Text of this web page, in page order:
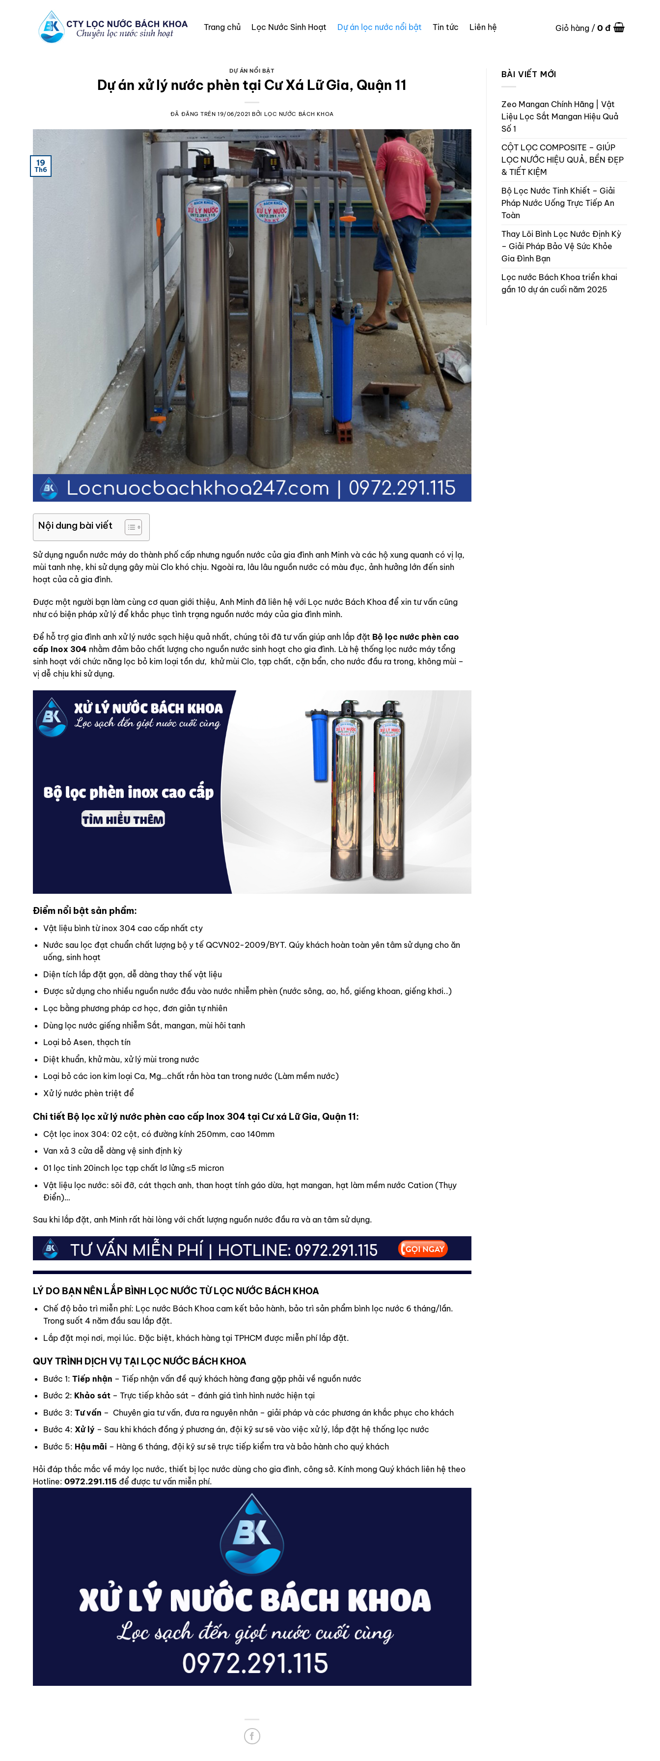
Trang chủ Lọc Nước Sinh Hoạt Dự án lọc nước nổi bật Tin tức Liên hệ Giỏ hàng / 0 đ
DỰ ÁN NỔI BẬT
Dự án xử lý nước phèn tại Cư Xá Lữ Gia, Quận 11
ĐÃ ĐĂNG TRÊN19/06/2021 BỞI LỌC NƯỚC BÁCH KHOA
19
Th6
Nội dung bài viết
Sử dụng nguồn nước máy do thành phố cấp nhưng nguồn nước của gia đình anh Minh và các hộ xung quanh có vị lạ,
mùi tanh nhẹ, khi sử dụng gây mùi Clo khó chịu. Ngoài ra, lâu lâu nguồn nước có màu đục, ảnh hưởng lớn đến sinh
hoạt của cả gia đình.
Được một người bạn làm cùng cơ quan giới thiệu, Anh Minh đã liên hệ với Lọc nước Bách Khoa để xin tư vấn cũng
như có biện pháp xử lý để khắc phục tình trạng nguồn nước máy của gia đình mình.
Để hỗ trợ gia đình anh xử lý nước sạch hiệu quả nhất, chúng tôi đã tư vấn giúp anh lắp đặt Bộ lọc nước phèn cao
cấp Inox 304 nhằm đảm bảo chất lượng cho nguồn nước sinh hoạt cho gia đình. Là hệ thống lọc nước máy tổng
sinh hoạt với chức năng lọc bỏ kim loại tồn dư, khử mùi Clo, tạp chất, cặn bẩn, cho nước đầu ra trong, không mùi –
vị dễ chịu khi sử dụng.
Điểm nổi bật sản phẩm:
Vật liệu bình từ inox 304 cao cấp nhất cty
Nước sau lọc đạt chuẩn chất lượng bộ y tế QCVN02-2009/BYT. Qúy khách hoàn toàn yên tâm sử dụng cho ăn
uống, sinh hoạt
Diện tích lắp đặt gọn, dễ dàng thay thế vật liệu
Được sử dụng cho nhiều nguồn nước đầu vào nước nhiễm phèn (nước sông, ao, hồ, giếng khoan, giếng khơi..)
Lọc bằng phương pháp cơ học, đơn giản tự nhiên
Dùng lọc nước giếng nhiễm Sắt, mangan, mùi hôi tanh
Loại bỏ Asen, thạch tín
Diệt khuẩn, khử màu, xử lý mùi trong nước
Loại bỏ các ion kim loại Ca, Mg…chất rắn hòa tan trong nước (Làm mềm nước)
Xử lý nước phèn triệt để
Chi tiết Bộ lọc xử lý nước phèn cao cấp Inox 304 tại Cư xá Lữ Gia, Quận 11:
Cột lọc inox 304: 02 cột, có đường kính 250mm, cao 140mm
Van xả 3 cửa dễ dàng vệ sinh định kỳ
01 lọc tinh 20inch lọc tạp chất lơ lửng ≤5 micron
Vật liệu lọc nước: sõi đỡ, cát thạch anh, than hoạt tínhgáo dừa, hạt mangan, hạt làm mềm nước Cation (Thụy
Điển)…
Sau khi lắp đặt, anh Minh rất hài lòng với chất lượng nguồn nước đầu ra và an tâm sử dụng.
LÝ DO BẠN NÊN LẮP BÌNH LỌC NƯỚC TỪ LỌC NƯỚC BÁCH KHOA
Chế độ bảo trì miễn phí: Lọc nước Bách Khoa cam kết bảo hành, bảo trì sản phẩm bình lọc nước 6 tháng/lần.
Trong suốt 4 năm đầu sau lắp đặt.
Lắp đặt mọi nơi, mọi lúc. Đặc biệt, khách hàng tại TPHCM được miễn phí lắp đặt.
QUY TRÌNH DỊCH VỤ TẠI LỌC NƯỚC BÁCH KHOA
Bước 1: Tiếp nhận – Tiếp nhận vấn đề quý khách hàng đang gặp phải về nguồn nước
Bước 2: Khảo sát– Trực tiếp khảo sát – đánh giá tình hình nước hiện tại
Bước 3: Tư vấn – Chuyên gia tư vấn, đưa ra nguyên nhân – giải pháp và các phương án khắc phục cho khách
Bước 4: Xử lý – Sau khi khách đồng ý phương án, đội kỹ sư sẽ vào việc xử lý, lắp đặt hệ thống lọc nước
Bước 5: Hậu mãi – Hàng 6 tháng, đội kỹ sư sẽ trực tiếp kiểm tra và bảo hành cho quý khách
Hỏi đáp thắc mắc về máy lọc nước, thiết bị lọc nước dùng cho gia đình, công sở. Kính mong Quý khách liên hệ theo
Hotline: 0972.291.115 để được tư vấn miễn phí.
BÀI VIẾT MỚI
Zeo Mangan Chính Hãng | Vật
Liệu Lọc Sắt Mangan Hiệu Quả
Số 1
CỘT LỌC COMPOSITE – GIÚP
LỌC NƯỚC HIỆU QUẢ, BỀN ĐẸP
& TIẾT KIỆM
Bộ Lọc Nước Tinh Khiết – Giải
Pháp Nước Uống Trực Tiếp An
Toàn
Thay Lõi Bình Lọc Nước Định Kỳ
– Giải Pháp Bảo Vệ Sức Khỏe
Gia Đình Bạn
Lọc nước Bách Khoa triển khai
gần 10 dự án cuối năm 2025